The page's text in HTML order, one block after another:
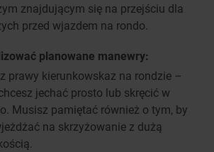
znajdującym się na przejściu dla
przed wjazdem na rondo.
planowane manewry:
prawy kierunkowskaz na rondzie –
jechać prosto lub skręcić w
Musisz pamiętać również o tym, by
na skrzyżowanie z dużą